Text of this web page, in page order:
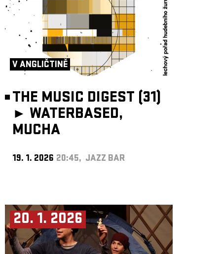
V ANGLIČTINĚ
THE MUSIC DIGEST (31)
► WATERBASED,
MUCHA
19. 1. 2026 20:45, JAZZ BAR
20. 1. 2026